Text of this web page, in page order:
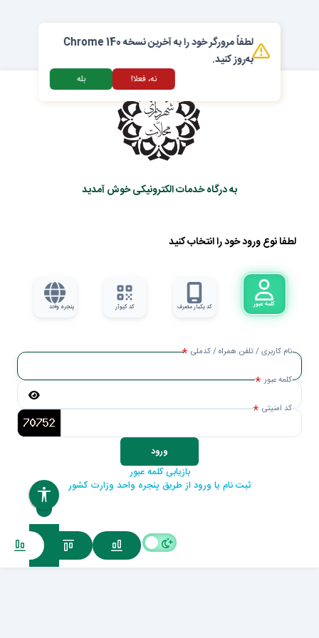
به درگاه خدمات الکترونیکی خوش آمدید
لطفا نوع ورود خود را انتخاب کنید
کلمه عبور کد یکبار مصرف کد کیوآر
پنجره واحد
نام کاربری / تلفن همراه / کدملی
کلمه عبور
کد امنیتی
ورود
بازیابی کلمه عبور
ثبت نام یا ورود از طریق پنجره واحد وزارت کشور
لطفاً مرورگر خود را به آخرین نسخه Chrome 140
به‌روز کنید.
نه، فعلا! بله
بازنشانی همه